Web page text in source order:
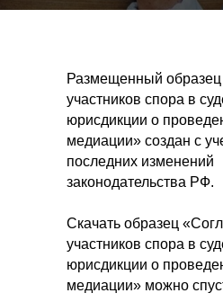
Размещенный
участников спора в
юрисдикции о
медиации» создан с
последних изменений
законодательства РФ.
Скачать образец
участников спора в
юрисдикции о
медиации» можно